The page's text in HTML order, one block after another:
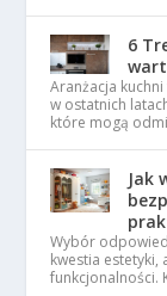
6
Aranżacja
w ostatnich
które mogą
Jak
Wybór
kwestia estetyki,
funkcjonalności.